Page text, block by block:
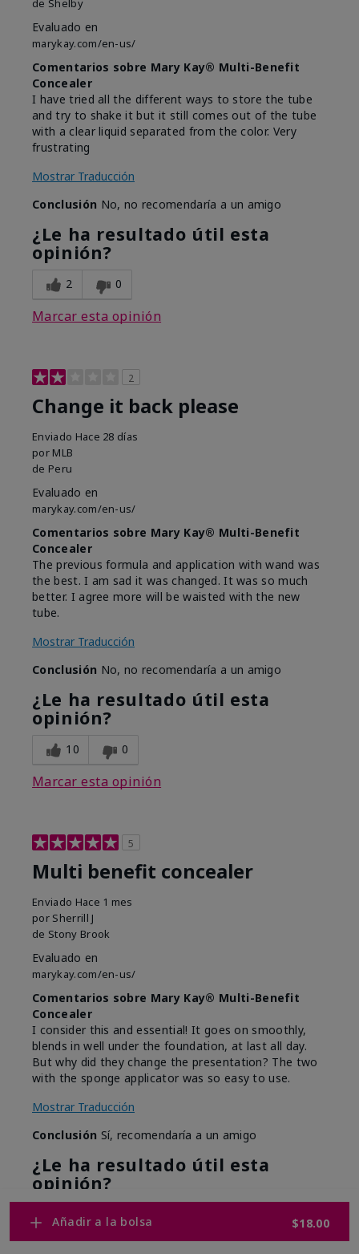
Añadir a la bolsa $18.00
de Shelby
Evaluado en
marykay.com/en-us/
Comentarios sobre Mary Kay® Multi-Benefit
Concealer
I have tried all the different ways to store the tube
and try to shake it but it still comes out of the tube
with a clear liquid separated from the color. Very
frustrating
Mostrar Traducción
Conclusión No, no recomendaría a un amigo
¿Le ha resultado útil esta
opinión?
2 0
Marcar esta opinión
2
Change it back please
Enviado Hace 28 días
por MLB
de Peru
Evaluado en
marykay.com/en-us/
Comentarios sobre Mary Kay® Multi-Benefit
Concealer
The previous formula and application with wand was
the best. I am sad it was changed. It was so much
better. I agree more will be waisted with the new
tube.
Mostrar Traducción
Conclusión No, no recomendaría a un amigo
¿Le ha resultado útil esta
opinión?
10 0
Marcar esta opinión
5
Multi benefit concealer
Enviado Hace 1 mes
por Sherrill J
de Stony Brook
Evaluado en
marykay.com/en-us/
Comentarios sobre Mary Kay® Multi-Benefit
Concealer
I consider this and essential! It goes on smoothly,
blends in well under the foundation, at last all day.
But why did they change the presentation? The two
with the sponge applicator was so easy to use.
Mostrar Traducción
Conclusión Sí, recomendaría a un amigo
¿Le ha resultado útil esta
opinión?
0
Marcar esta opinión